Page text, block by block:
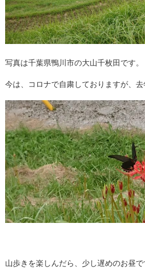
写真は千葉県鴨川市の大山千枚田です。
今は、コロナで自粛しておりますが、去
山歩きを楽しんだら、少し遅めのお昼で